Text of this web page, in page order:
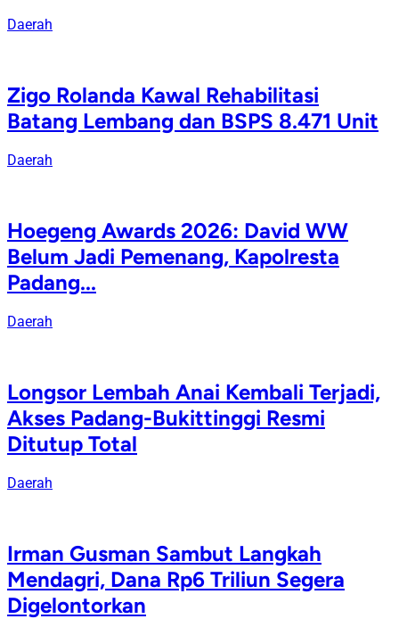
Daerah
Zigo Rolanda Kawal Rehabilitasi
Batang Lembang dan BSPS 8.471 Unit
Daerah
Hoegeng Awards 2026: David WW
Belum Jadi Pemenang, Kapolresta
Padang...
Daerah
Longsor Lembah Anai Kembali Terjadi,
Akses Padang-Bukittinggi Resmi
Ditutup Total
Daerah
Irman Gusman Sambut Langkah
Mendagri, Dana Rp6 Triliun Segera
Digelontorkan